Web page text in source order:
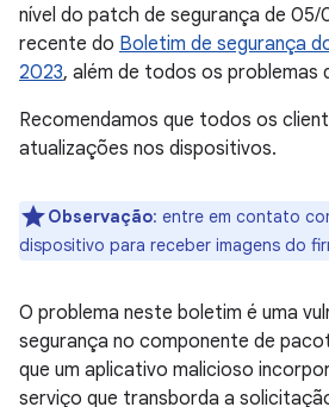
nível do patch de segurança de 05/
recente do Boletim de segurança
2023, além de todos os problemas
Recomendamos que todos os
atualizações nos dispositivos.
Observação: entre em contato
dispositivo para receber imagens do
O problema neste boletim é uma
segurança no componente de
que um aplicativo malicioso
serviço que transborda a